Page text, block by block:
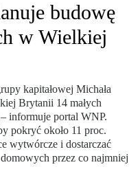
budowę
w Wielkiej
kapitałowej Michała
Brytanii 14 małych
informuje portal WNP.
pokryć około 11 proc.
wytwórcze i dostarczać
przez co najmniej